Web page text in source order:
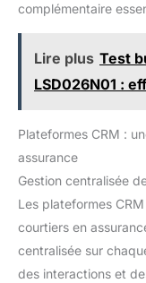
complémentaire
Lire plus Test
LSD026N01 :
Plateformes CRM :
assurance
Gestion centralisée
Les plateformes
courtiers en
centralisée sur
des interactions et